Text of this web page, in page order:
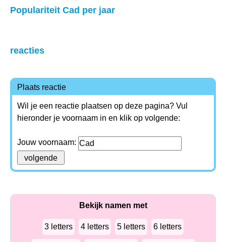
Populariteit Cad per jaar
reacties
Plaats reactie
Wil je een reactie plaatsen op deze pagina? Vul
hieronder je voornaam in en klik op volgende:
Jouw voornaam:
Bekijk namen met
3 letters 4 letters 5 letters 6 letters